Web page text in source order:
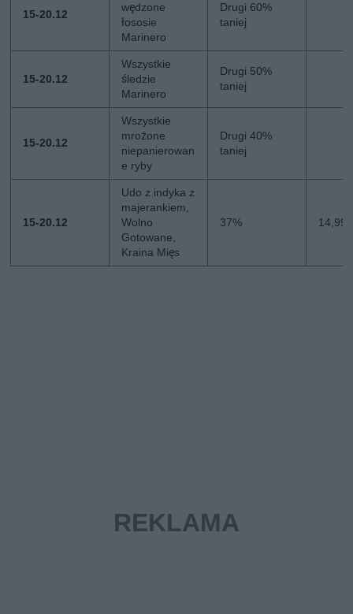
15-20.12
wędzone
łososie
Marinero
Drugi 60%
taniej
15-20.12
Wszystkie
śledzie
Marinero
Drugi 50%
taniej
15-20.12
Wszystkie
mrożone
niepanierowan
e ryby
Drugi 40%
taniej
15-20.12
Udo z indyka z
majerankiem,
Wolno
Gotowane,
Kraina Mięs
37% 14,99